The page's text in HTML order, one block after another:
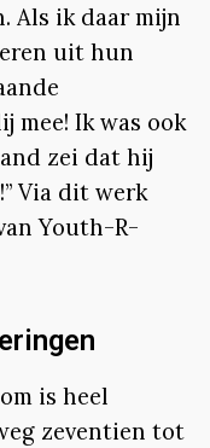
Als ik daar mijn
uit hun
mee! Ik was ook
zei dat hij
Via dit werk
Youth-R-
is heel
zeventien tot